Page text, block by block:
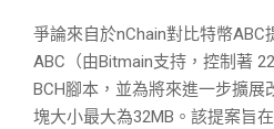
爭論來自於nChain對比特幣ABC
ABC（由Bitmain支持，控制著
BCH腳本，並為將來進一步擴展
塊大小最大為32MB。該提案旨